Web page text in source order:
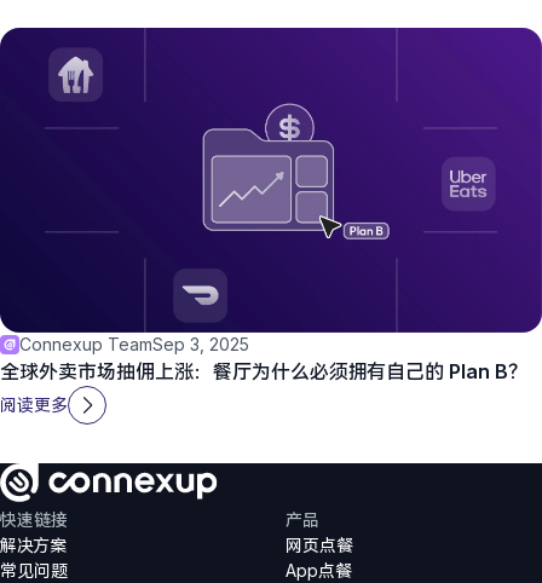
Connexup TeamSep 3, 2025
全球外卖市场抽佣上涨：餐厅为什么必须拥有自己的 Plan B？
阅读更多
产品
网页点餐
App点餐
快速链接
解决方案
常见问题